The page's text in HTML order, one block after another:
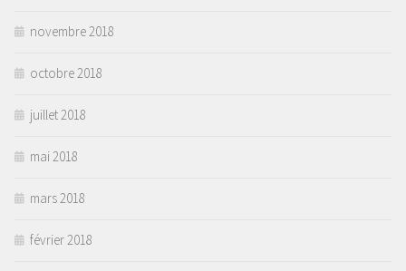
novembre 2018
octobre 2018
juillet 2018
mai 2018
mars 2018
février 2018